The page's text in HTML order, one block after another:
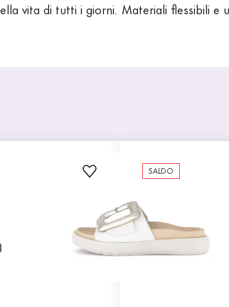
vita di tutti i giorni. Materiali flessibili e
SALDO